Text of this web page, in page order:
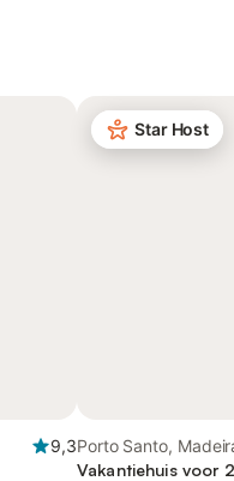
9,3
Star Host
Porto Santo,
Vakantiehuis voor